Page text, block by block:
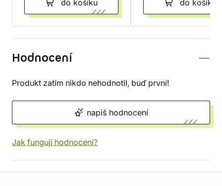
do košíku do košíku
Hodnocení
Produkt zatím nikdo nehodnotil, buď první!
napiš hodnocení
Jak fungují hodnocení?